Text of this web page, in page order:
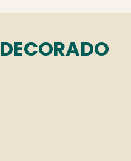
DECORADO